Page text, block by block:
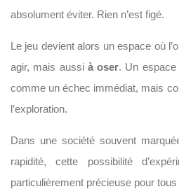
absolument éviter. Rien n’est figé.
Le jeu devient alors un espace où
agir, mais aussi à oser. Un espace
comme un échec immédiat, mais
l’exploration.
Dans une société souvent
rapidité, cette possibilité
particulièrement précieuse pour